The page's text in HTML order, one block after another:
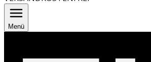
Menü